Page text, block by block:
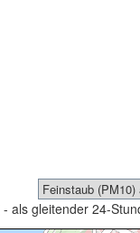
- als gleitender 24-